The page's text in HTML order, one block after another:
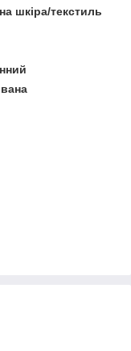
шкіра/текстиль